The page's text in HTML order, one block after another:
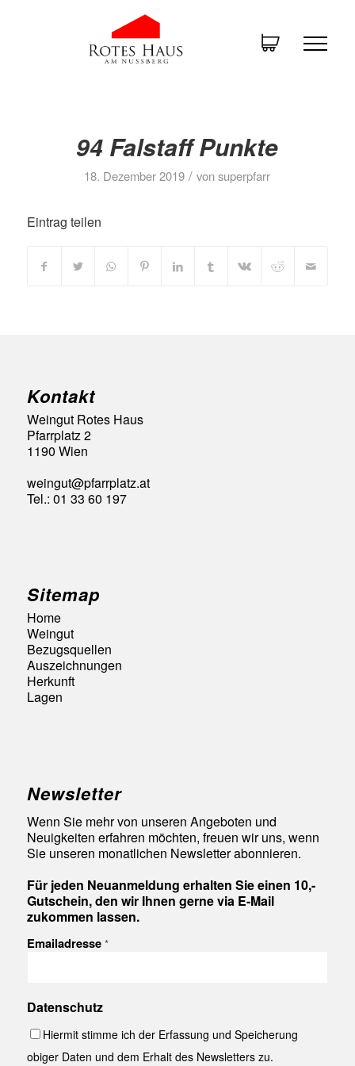
94 Falstaff Punkte
18. Dezember 2019 / vonsuperpfarr
Eintrag teilen
Kontakt
Weingut Rotes Haus
Pfarrplatz 2
1190 Wien
weingut@pfarrplatz.at
Tel.: 01 33 60 197
Sitemap
Home
Weingut
Bezugsquellen
Auszeichnungen
Herkunft
Lagen
Newsletter
Wenn Sie mehr von unseren Angeboten und
Neuigkeiten erfahren möchten, freuen wir uns, wenn
Sie unseren monatlichen Newsletter abonnieren.
Für jeden Neuanmeldung erhalten Sie einen 10,-
Gutschein, den wir Ihnen gerne via E-Mail
zukommen lassen.
Emailadresse *
Datenschutz
Hiermit stimme ich der Erfassung und Speicherung
obiger Daten und dem Erhalt des Newsletters zu.